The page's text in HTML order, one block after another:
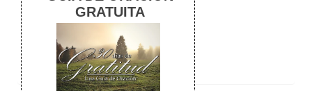
Commentary